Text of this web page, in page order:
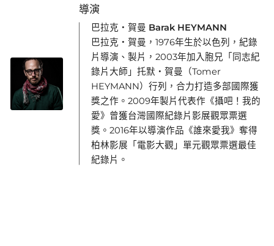
導演
巴拉克・賀曼 Barak HEYMANN
巴拉克・賀曼，1976年生於以色列，紀錄
片導演、製片，2003年加入胞兄「同志紀
錄片大師」托默・賀曼（Tomer
HEYMANN）行列，合力打造多部國際獲
獎之作。2009年製片代表作《攝吧！我的
愛》曾獲台灣國際紀錄片影展觀眾票選
獎。2016年以導演作品《誰來愛我》奪得
柏林影展「電影大觀」單元觀眾票選最佳
紀錄片。